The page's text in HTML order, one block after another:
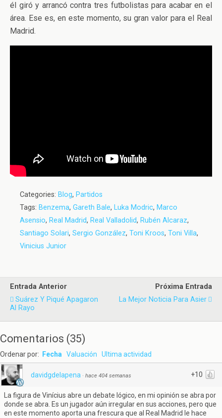
él giró y arrancó contra tres futbolistas para acabar en el
área. Ese es, en este momento, su gran valor para el Real
Madrid.
Categories: Blog, Partidos
Tags: Benzema, Gareth Bale, Luka Modric, Marco
Asensio, Real Madrid, Real Valladolid, Rubén Alcaraz,
Santiago Solari, Sergio González, Toni Kroos, Toni Villa,
Vinicius Junior
Entrada Anterior
Suárez Y Piqué Apagaron
Al Rayo
Próxima Entrada
La Mejor Noticia Para Asier
Comentarios (35)
Ordenar por: Fecha Valuación Ultima actividad
+10
davidgdelapena · hace 404 semanas
La figura de Vinícius abre un debate lógico, en mi opinión se abra por
donde se abra. Es un jugador aún irregular en sus acciones, pero que
en este momento aporta una frescura que al Real Madrid le hace